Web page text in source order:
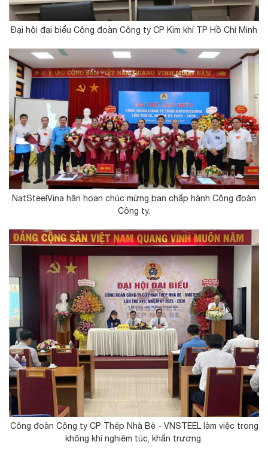
Đại hội đại biểu Công đoàn Công ty CP Kim khí TP Hồ Chí Minh
NatSteelVina hân hoan chúc mừng ban chấp hành Công đoàn
Công ty.
Công đoàn Công ty CP Thép Nhà Bè - VNSTEEL làm việc trong
không khí nghiêm túc, khẩn trương.